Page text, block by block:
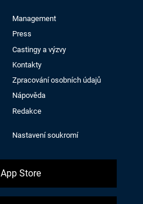
Management
Press
Castingy a výzvy
Kontakty
Zpracování osobních údajů
Nápověda
Redakce
Nastavení soukromí
App Store